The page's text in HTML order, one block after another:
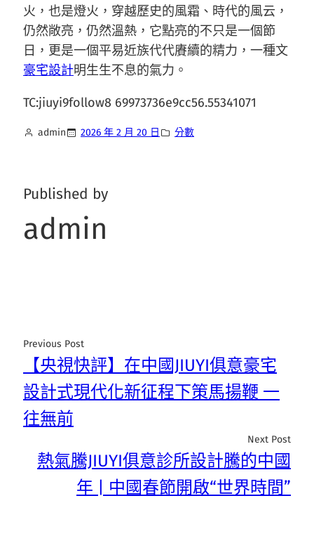
火，也是燈火，穿越歷史的風霜、時代的風云，
仍然敞亮，仍然溫熱，它點亮的不只是一個節
日，更是一個平易近族代代賡續的精力，一種文
豪宅設計明生生不息的氣力。
TC:jiuyi9follow8 69973736e9cc56.55341071
admin 2026 年 2 月 20 日 分數
Published by
admin
Previous Post
【央視快評】在中國JIUYI俱意豪宅
設計式現代化新征程下策馬揚鞭 一
往無前
Next Post
熱氣騰JIUYI俱意診所設計騰的中國
年 | 中國春節開啟“世界時間”